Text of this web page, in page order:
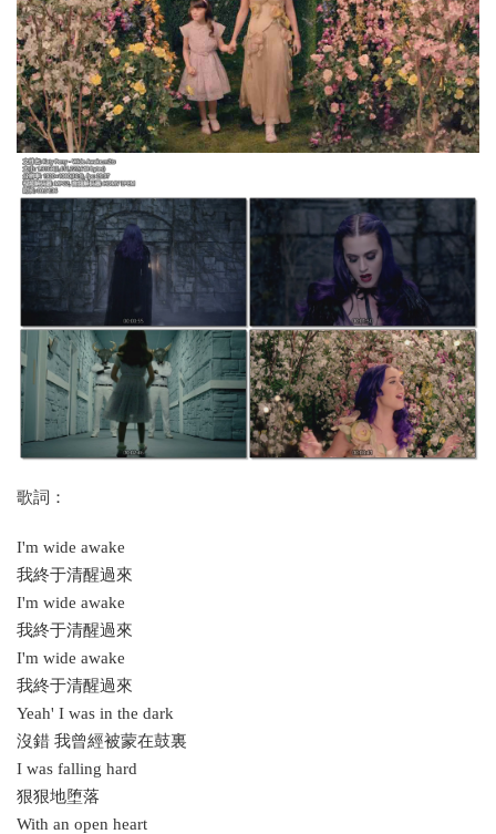
歌詞：
I'm wide awake
我終于清醒過來
I'm wide awake
我終于清醒過來
I'm wide awake
我終于清醒過來
Yeah' I was in the dark
沒錯 我曾經被蒙在鼓裏
I was falling hard
狠狠地堕落
With an open heart